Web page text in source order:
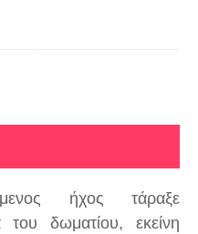
ήχος τάραξε
του δωματίου, εκείνη